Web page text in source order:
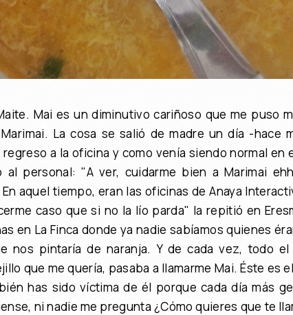
Mai es un diminutivo cariñoso que me puso
La cosa se salió de madre un día -hace
a la oficina y como venía siendo normal en
personal: "A ver, cuidarme bien a Marimai
aquel tiempo, eran las oficinas de Anaya
caso que si no la lío parda" la repitió en
en La Finca donde ya nadie sabíamos quienes
nos pintaría de naranja. Y de cada vez, todo el
que me quería, pasaba a llamarme Mai. Éste es
has sido víctima de él porque cada día más
ni nadie me pregunta ¿Cómo quieres que te